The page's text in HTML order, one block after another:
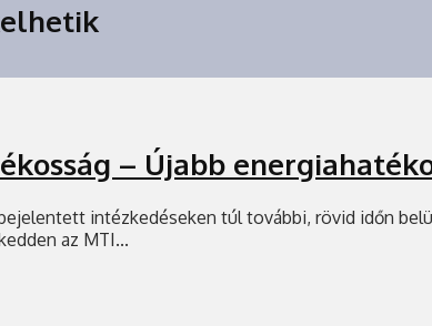
– Újabb
intézkedéseken túl további, rövid időn
az MTI...